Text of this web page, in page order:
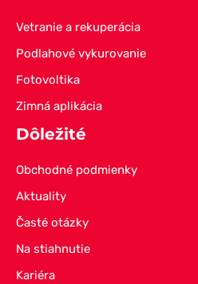
Vetranie a rekuperácia
Podlahové vykurovanie
Fotovoltika
Zimná aplikácia
Dôležité
Obchodné podmienky
Aktuality
Časté otázky
Na stiahnutie
Kariéra